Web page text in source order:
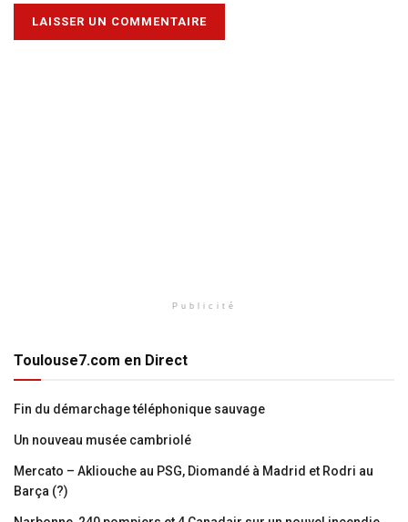
Publicité
Toulouse7.com en Direct
Fin du démarchage téléphonique sauvage
Un nouveau musée cambriolé
Mercato – Akliouche au PSG, Diomandé à Madrid et Rodri au
Barça (?)